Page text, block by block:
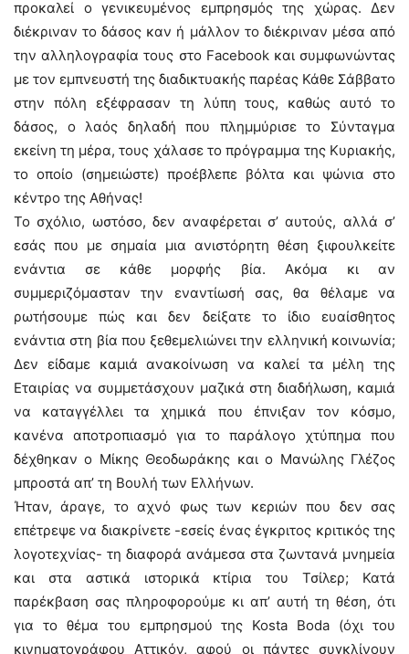
προκαλεί ο γενικευμένος εμπρησμός της χώρας. Δεν
διέκριναν το δάσος καν ή μάλλον το διέκριναν μέσα από
την αλληλογραφία τους στο Facebook και συμφωνώντας
με τον εμπνευστή της διαδικτυακής παρέας Κάθε Σάββατο
στην πόλη εξέφρασαν τη λύπη τους, καθώς αυτό το
δάσος, ο λαός δηλαδή που πλημμύρισε το Σύνταγμα
εκείνη τη μέρα, τους χάλασε το πρόγραμμα της Κυριακής,
το οποίο (σημειώστε) προέβλεπε βόλτα και ψώνια στο
κέντρο της Αθήνας!
Το σχόλιο, ωστόσο, δεν αναφέρεται σ’ αυτούς, αλλά σ’
εσάς που με σημαία μια ανιστόρητη θέση ξιφουλκείτε
ενάντια σε κάθε μορφής βία. Ακόμα κι αν
συμμεριζόμασταν την εναντίωσή σας, θα θέλαμε να
ρωτήσουμε πώς και δεν δείξατε το ίδιο ευαίσθητος
ενάντια στη βία που ξεθεμελιώνει την ελληνική κοινωνία;
Δεν είδαμε καμιά ανακοίνωση να καλεί τα μέλη της
Εταιρίας να συμμετάσχουν μαζικά στη διαδήλωση, καμιά
να καταγγέλλει τα χημικά που έπνιξαν τον κόσμο,
κανένα αποτροπιασμό για το παράλογο χτύπημα που
δέχθηκαν ο Μίκης Θεοδωράκης και ο Μανώλης Γλέζος
μπροστά απ’ τη Βουλή των Ελλήνων.
Ήταν, άραγε, το αχνό φως των κεριών που δεν σας
επέτρεψε να διακρίνετε -εσείς ένας έγκριτος κριτικός της
λογοτεχνίας- τη διαφορά ανάμεσα στα ζωντανά μνημεία
και στα αστικά ιστορικά κτίρια του Τσίλερ; Κατά
παρέκβαση σας πληροφορούμε κι απ’ αυτή τη θέση, ότι
για το θέμα του εμπρησμού της Kosta Boda (όχι του
κινηματογράφου Αττικόν, αφού οι πάντες συγκλίνουν